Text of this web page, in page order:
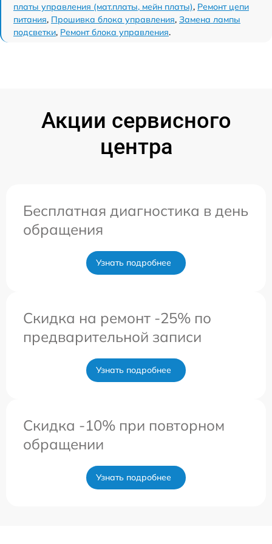
платы управления (мат.платы, мейн платы), Ремонт цепи
питания, Прошивка блока управления, Замена лампы
подсветки, Ремонт блока управления.
Акции сервисного
центра
Бесплатная диагностика в день
обращения
Узнать подробнее
Скидка на ремонт -25% по
предварительной записи
Узнать подробнее
Скидка -10% при повторном
обращении
Узнать подробнее